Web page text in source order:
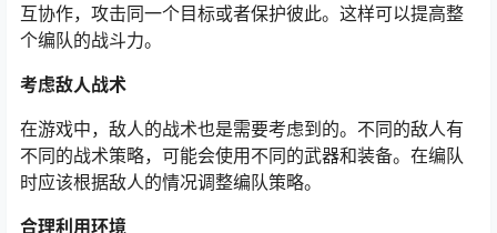
互协作，攻击同一个目标或者保护彼此。这样可以提高整
个编队的战斗力。
考虑敌人战术
在游戏中，敌人的战术也是需要考虑到的。不同的敌人有
不同的战术策略，可能会使用不同的武器和装备。在编队
时应该根据敌人的情况调整编队策略。
合理利用环境